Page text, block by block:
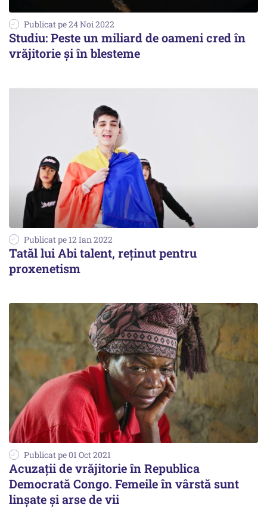
Publicat pe 24 Noi 2022
Studiu: Peste un miliard de oameni cred în
vrăjitorie și în blesteme
Publicat pe 12 Ian 2022
Tatăl lui Abi talent, reținut pentru
proxenetism
Publicat pe 01 Oct 2021
Acuzații de vrăjitorie în Republica
Democrată Congo. Femeile în vârstă sunt
linșate și arse de vii